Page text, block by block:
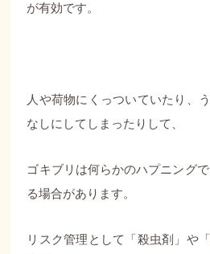
が有効です。
人や荷物にくっついていたり、
なしにしてしまったりして、
ゴキブリは何らかのハプニング
る場合があります。
リスク管理として「殺虫剤」や